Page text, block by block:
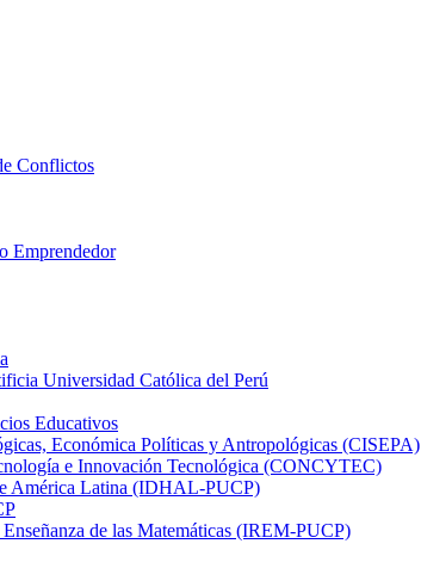
Conflictos
Emprendedor
Universidad Católica del Perú
Educativos
Económica Políticas y Antropológicas (CISEPA)
e Innovación Tecnológica (CONCYTEC)
América Latina (IDHAL-PUCP)
de las Matemáticas (IREM-PUCP)